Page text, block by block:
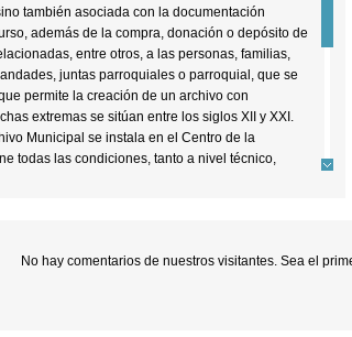
también asociada con la documentación
además de la compra, donación o depósito de
entre otros, a las personas, familias,
juntas parroquiales o parroquial, que se
permite la creación de un archivo con
extremas se sitúan entre los siglos XII y XXI.
Municipal se instala en el Centro de la
todas las condiciones, tanto a nivel técnico,
Lunes a Viernes: 09h00-13h00 / 14h00-18h00
No hay comentarios de nuestros visitantes. Sea el